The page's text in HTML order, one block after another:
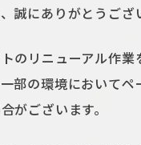
誠にありがとうござ
のリニューアル作業
部の環境においてペ
がございます。